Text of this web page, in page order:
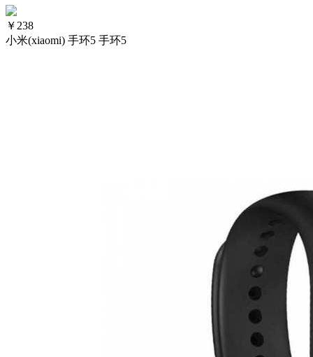
￥ 238
小米(xiaomi) 手环5 手环5